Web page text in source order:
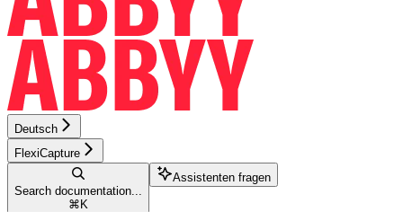
Deutsch
FlexiCapture
Search documentation...
⌘ K
Assistenten fragen